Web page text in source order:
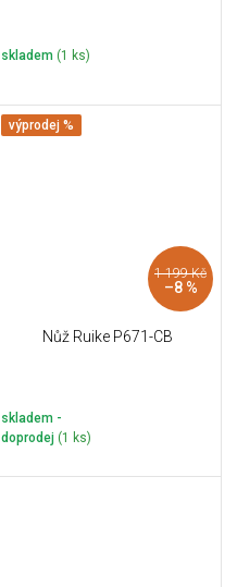
skladem (1 ks)
výprodej %
1 199 Kč
–8 %
Nůž Ruike P671-CB
skladem -
doprodej (1 ks)